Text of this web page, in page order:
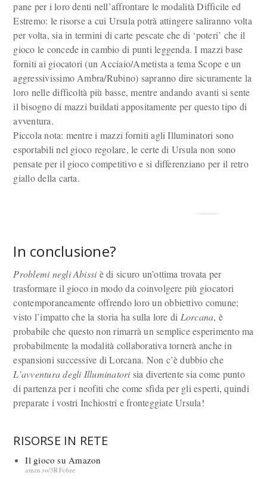
pane per i loro denti nell’affrontare le modalità Difficile ed
Estremo: le risorse a cui Ursula potrà attingere saliranno volta
per volta, sia in termini di carte pescate che di ‘poteri’ che il
gioco le concede in cambio di punti leggenda. I mazzi base
forniti ai giocatori (un Acciaio/Ametista a tema Scope e un
aggressivissimo Ambra/Rubino) sapranno dire sicuramente la
loro nelle difficoltà più basse, mentre andando avanti si sente
il bisogno di mazzi buildati appositamente per questo tipo di
avventura.
Piccola nota: mentre i mazzi forniti agli Illuminatori sono
esportabili nel gioco regolare, le certe di Ursula non sono
pensate per il gioco competitivo e si differenziano per il retro
giallo della carta.
In conclusione?
Problemi negli Abissiè di sicuro un’ottima trovata per
trasformare il gioco in modo da coinvolgere più giocatori
contemporaneamente offrendo loro un obbiettivo comune;
visto l’impatto che la storia ha sulla lore di Lorcana, è
probabile che questo non rimarrà un semplice esperimento ma
probabilmente la modalità collaborativa tornerà anche in
espansioni successive di Lorcana. Non c’è dubbio che
L’avventura degli Illuminatorisia divertente sia come punto
di partenza per i neofiti che come sfida per gli esperti, quindi
preparate i vostri Inchiostri e fronteggiate Ursula!
RISORSE IN RETE
Il gioco su Amazon
amzn.to/3RFc6ze